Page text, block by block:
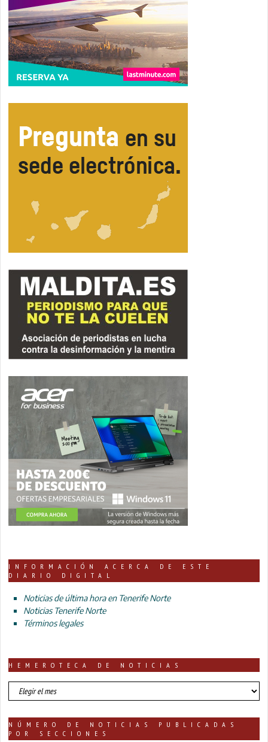
INFORMACIÓN ACERCA DE ESTE
DIARIO DIGITAL
Noticias de última hora en Tenerife Norte
Noticias Tenerife Norte
Términos legales
HEMEROTECA DE NOTICIAS
HEMEROTECA
DE
NÚMERO DE NOTICIAS PUBLICADAS
POR SECCIONES